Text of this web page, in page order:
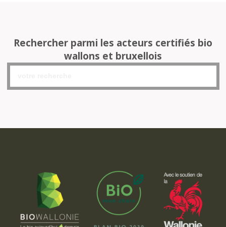
Rechercher parmi les acteurs certifiés bio
wallons et bruxellois